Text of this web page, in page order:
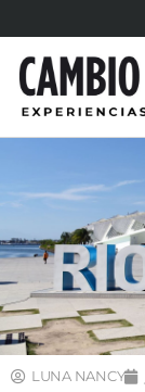
LUNA NANCY